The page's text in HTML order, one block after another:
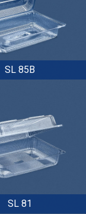
SL 85B
SL 81